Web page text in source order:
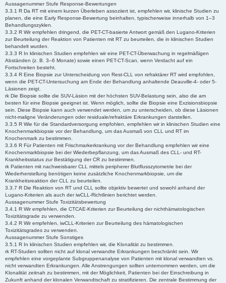
Aussagenummer Stufe Response-Bewertungen
3.3.1 R Da RT mit einem kurzen Überleben assoziiert ist, empfehlen wir, klinische Studien zu
planen, die eine Early Response-Bewertung beinhalten, typischerweise innerhalb von 1–3
Behandlungszyklen.
3.3.2 R Wir empfehlen dringend, die PET-CT-basierte Antwort gemäß den Lugano-Kriterien
zur Beurteilung der Reaktion von Patienten mit RT zu beurteilen, die in klinischen Studien
behandelt wurden.
3.3.3 R In klinischen Studien empfehlen wir eine PET-CT-Überwachung in regelmäßigen
Abständen (z. B. 3–6 Monate) sowie einen PET-CT-Scan, wenn Verdacht auf ein
Fortschreiten besteht.
3.3.4 R Eine Biopsie zur Unterscheidung von Rest-CLL von refraktärer RT wird empfohlen,
wenn die PET-CT-Untersuchung am Ende der Behandlung anhaltende Deauville-4- oder 5-
Läsionen zeigt.
rk Die Biopsie sollte die SUV-Läsion mit der höchsten SUV-Belastung sein, also die am
besten für eine Biopsie geeignet ist. Wenn möglich, sollte die Biopsie eine Exzisionsbiopsie
sein. Diese Biopsie kann auch verwendet werden, um zu unterscheiden, ob diese Läsionen
nicht-maligne Veränderungen oder residuale/refraktäre Erkrankungen darstellen.
3.3.5 R Wie für die Standardversorgung empfohlen, empfehlen wir in klinischen Studien eine
Knochenmarkbiopsie vor der Behandlung, um das Ausmaß von CLL und RT im
Knochenmark zu bestimmen.
3.3.6 R Für Patienten mit Frischmarkerkrankung vor der Behandlung empfehlen wir eine
Knochenmarkbiopsie bei der Wiederbepflanzung, um das Ausmaß des CLL- und RT-
Krankheitsstatus zur Bestätigung der CR zu bestimmen.
rk Patienten mit nachweisbarer CLL mittels peripherer Blutflusszytometrie bei der
Wiederherstellung benötigen keine zusätzliche Knochenmarkbiopsie, um die
Krankheitsreaktion der CLL zu beurteilen.
3.3.7 R Die Reaktion von RT und CLL sollte objektiv bewertet und sowohl anhand der
Lugano-Kriterien als auch der iwCLL-Richtlinien berichtet werden.
Aussagenummer Stufe Toxizitätsbewertung
3.4.1 R Wir empfehlen, die CTCAE-Kriterien zur Beurteilung der nichthämatologischen
Toxizitätsgrade zu verwenden.
3.4.2 R Wir empfehlen, iwCLL-Kriterien zur Beurteilung des hämatologischen
Toxizitätsgrades zu verwenden.
Aussagenummer Stufe Sonstiges
3.5.1 R In klinischen Studien empfehlen wir, die Klonalität zu bestimmen.
rk RT-Studien sollten nicht auf klonal verwandte Erkrankungen beschränkt sein. Wir
empfehlen eine vorgeplante Subgruppenanalyse von Patienten mit klonal verwandten vs.
nicht verwandten Erkrankungen. Alle Anstrengungen sollten unternommen werden, um die
Klonalität zeitnah zu bestimmen, mit der Möglichkeit, Patienten bei der Einschreibung in
Zukunft anhand der klonalen Verwandtschaft zu stratifizieren. Die zentrale Bestimmung der